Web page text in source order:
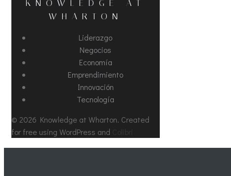
KNOWLEDGE AT
WHARTON
Liderazgo
Negocios
Economía
Emprendimiento
Innovación
Tecnología
© 2026 Knowledge at Wharton. Created
for free using WordPress and Colibri